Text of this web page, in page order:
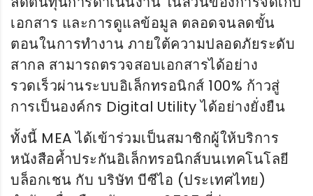
เอกสาร และการดูแลข้อมูล ตลอดจนลดขั้น
ตอนในการทำงาน ภายใต้ความปลอดภัยระดับ
สากล สามารถตรวจสอบเอกสารได้อย่าง
รวดเร็วผ่านระบบอิเล็กทรอนิกส์ 100% ก้าวสู่
การเป็นองค์กร Digital Utility ได้อย่างยั่งยืน
ทั้งนี้ MEA ได้เข้าร่วมเป็นสมาชิกผู้ให้บริการ
หนังสือค้ำประกันอิเล็กทรอนิกส์บนเทคโนโลยี
บล็อกเชน กับ บริษัท บีซีไอ (ประเทศไทย)